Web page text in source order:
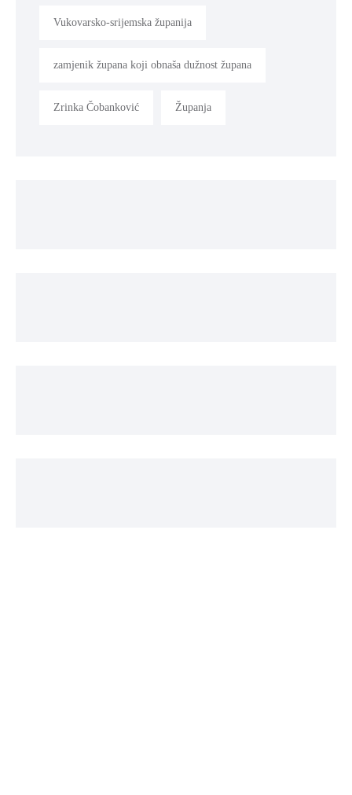
Vukovarsko-srijemska županija
zamjenik župana koji obnaša dužnost župana
Zrinka Čobanković Županja